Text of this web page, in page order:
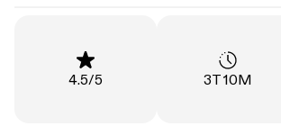
Produceret af MonoMono for Podimo.
Vurdering
4.5/5 Varighed
3T 10M